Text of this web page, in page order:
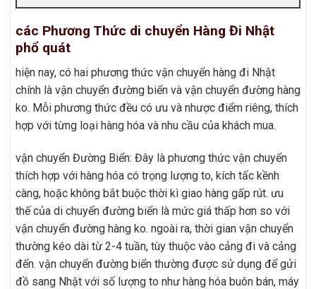
các Phương Thức di chuyển Hàng Đi Nhật
phổ quát
hiện nay, có hai phương thức vận chuyển hàng đi Nhật
chính là vận chuyển đường biển và vận chuyển đường hàng
ko. Mỗi phương thức đều có ưu và nhược điểm riêng, thích
hợp với từng loại hàng hóa và nhu cầu của khách mua.
vận chuyển Đường Biển: Đây là phương thức vận chuyển
thích hợp với hàng hóa có trọng lượng to, kích tấc kềnh
càng, hoặc không bắt buộc thời kì giao hàng gấp rút. ưu
thế của di chuyển đường biển là mức giá thấp hơn so với
vận chuyển đường hàng ko. ngoài ra, thời gian vận chuyển
thường kéo dài từ 2-4 tuần, tùy thuộc vào cảng đi và cảng
đến. vận chuyển đường biển thường được sử dụng để gửi
đồ sang Nhật với số lượng to như hàng hóa buôn bán, máy